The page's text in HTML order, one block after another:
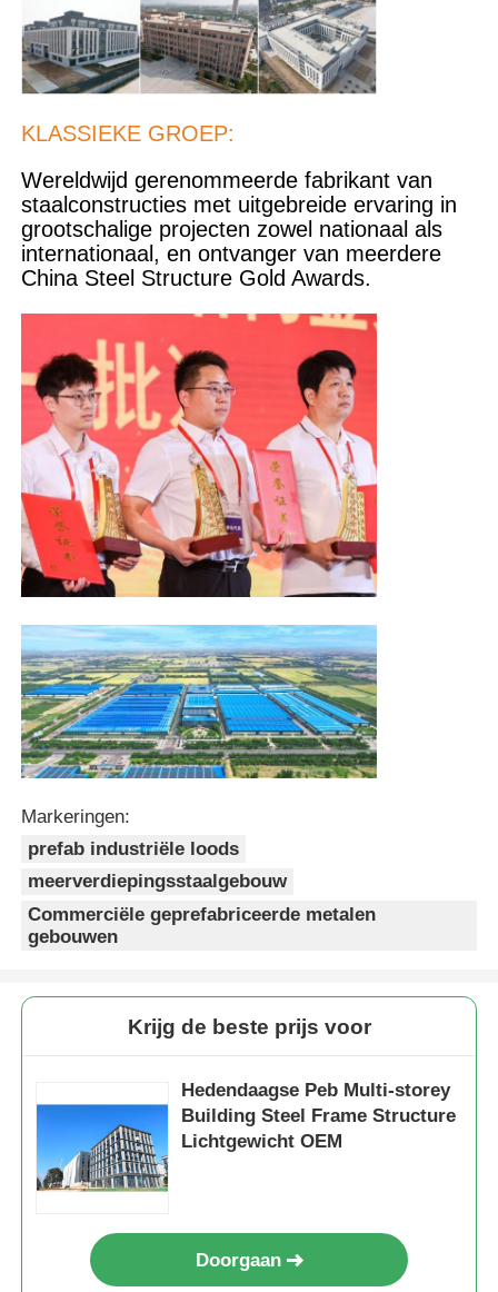
Schuur voor staalconstructies
Zware Staalstructuur
Stalen brug
stalen structuurkantoor
Pluimveestal met stalen structuur
Staalconstructie met meerdere verdiepingen
Industriële staalconstructie
Openbare Stalen Gebouw
Voorgefabriceerde staalconstructie
KLASSIEKE GROEP:
Wereldwijd gerenommeerde fabrikant van
staalconstructies met uitgebreide ervaring in
grootschalige projecten zowel nationaal als
internationaal, en ontvanger van meerdere
China Steel Structure Gold Awards.
Markeringen:
prefab industriële loods
meerverdiepingsstaalgebouw
Commerciële geprefabriceerde metalen
gebouwen
Krijg de beste prijs voor
Hedendaagse Peb Multi-storey
Building Steel Frame Structure
Lichtgewicht OEM
Doorgaan